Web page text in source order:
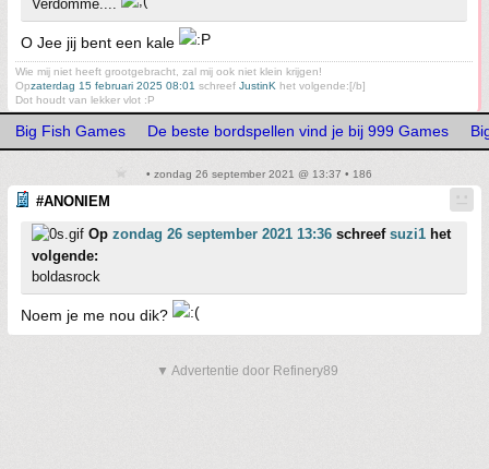
Verdomme....
O Jee jij bent een kale
Wie mij niet heeft grootgebracht, zal mij ook niet klein krijgen!
Opzaterdag 15 februari 2025 08:01 schreef JustinK het volgende:[/b]
Dot houdt van lekker vlot :P
Big Fish Games De beste bordspellen vind je bij 999 Games
• zondag 26 september 2021 @ 13:37 • 186
#ANONIEM
Op zondag 26 september 2021 13:36 schreef suzi1 het
volgende:
boldasrock
Noem je me nou dik?
▼ Advertentie door Refinery89